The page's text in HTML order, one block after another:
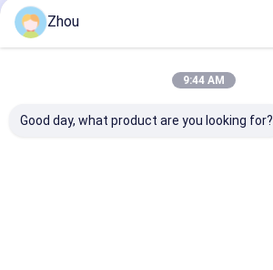
Recommended Products
Zhou
9:44 AM
Good day, what product are you looking for?